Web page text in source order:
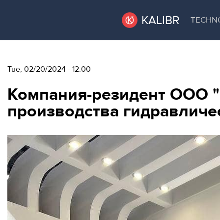
VACANT AREAS
TECHNOPARK
CONFERENCE HALLS
NEWS
EVENTS
ABOUT KALIBR
KALIBR
VACANT
ТЕХНОПАРК
КОНФЕРЕНЦ-
ЗАЛЫ
НОВОСТИ
О
КАЛИБРЕ
МЕРОПРИЯТИЯ
Tue, 02/20/2024 - 12:00
Компания-резидент ООО
производства